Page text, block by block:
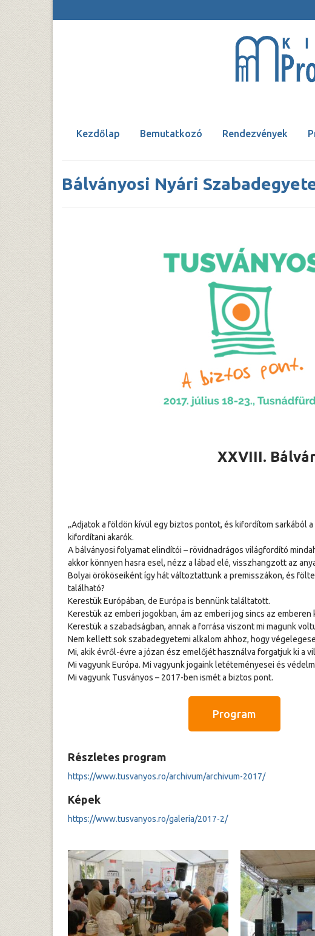
Kezdőlap Bemutatkozó Rendezvények
Bálványosi Nyári
XXVIII.
„Adjatok a földön kívül egy biztos pontot, és kifordítom sarkából
kifordítani akarók.
A bálványosi folyamat elindítói – rövidnadrágos világfordító
akkor könnyen hasra esel, nézz a lábad elé, visszhangzott az
Bolyai örököseiként így hát változtattunk a premisszákon, és
található?
Kerestük Európában, de Európa is bennünk találtatott.
Kerestük az emberi jogokban, ám az emberi jog sincs az emberen
Kerestük a szabadságban, annak a forrása viszont mi magunk
Nem kellett sok szabadegyetemi alkalom ahhoz, hogy
Mi, akik évről-évre a józan ész emelőjét használva forgatjuk ki a
Mi vagyunk Európa. Mi vagyunk jogaink letéteményesei és
Mi vagyunk Tusványos – 2017-ben ismét a biztos pont.
Program
Részletes program
https://www.tusvanyos.ro/archivum/archivum-2017/
Képek
https://www.tusvanyos.ro/galeria/2017-2/